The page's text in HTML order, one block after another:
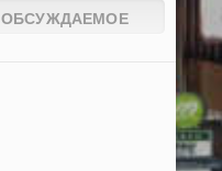
ОБСУЖДАЕМОЕ